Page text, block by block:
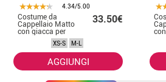
4.34/5.00
Costume da
Cappellaio Matto
con giacca per
uomo
33.50€
XS-S M-L
AGGIUNGI